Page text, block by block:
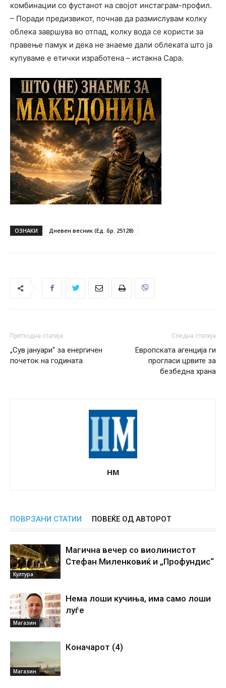
комбинации со фустанот на својот инстаграм-профил.
– Поради предизвикот, почнав да размислувам колку
облека завршува во отпад, колку вода се користи за
правење памук и дека не знаеме дали облеката што ја
купуваме е етички изработена – истакна Сара.
ОЗНАКИ Дневен весник (Ед. бр. 25128)
Претходна статија
„Сув јануари“ за енергичен
почеток на годината
Следна статија
Европската агенција ги
прогласи црвите за
безбедна храна
НМ
ПОВРЗАНИ СТАТИИ ПОВЕЌЕ ОД АВТОРОТ
Култура
Магична вечер со виолинистот
Стефан Миленковиќ и „Профундис“
Магазин
Нема лоши кучиња, има само лоши
луѓе
Магазин
Коначарот (4)